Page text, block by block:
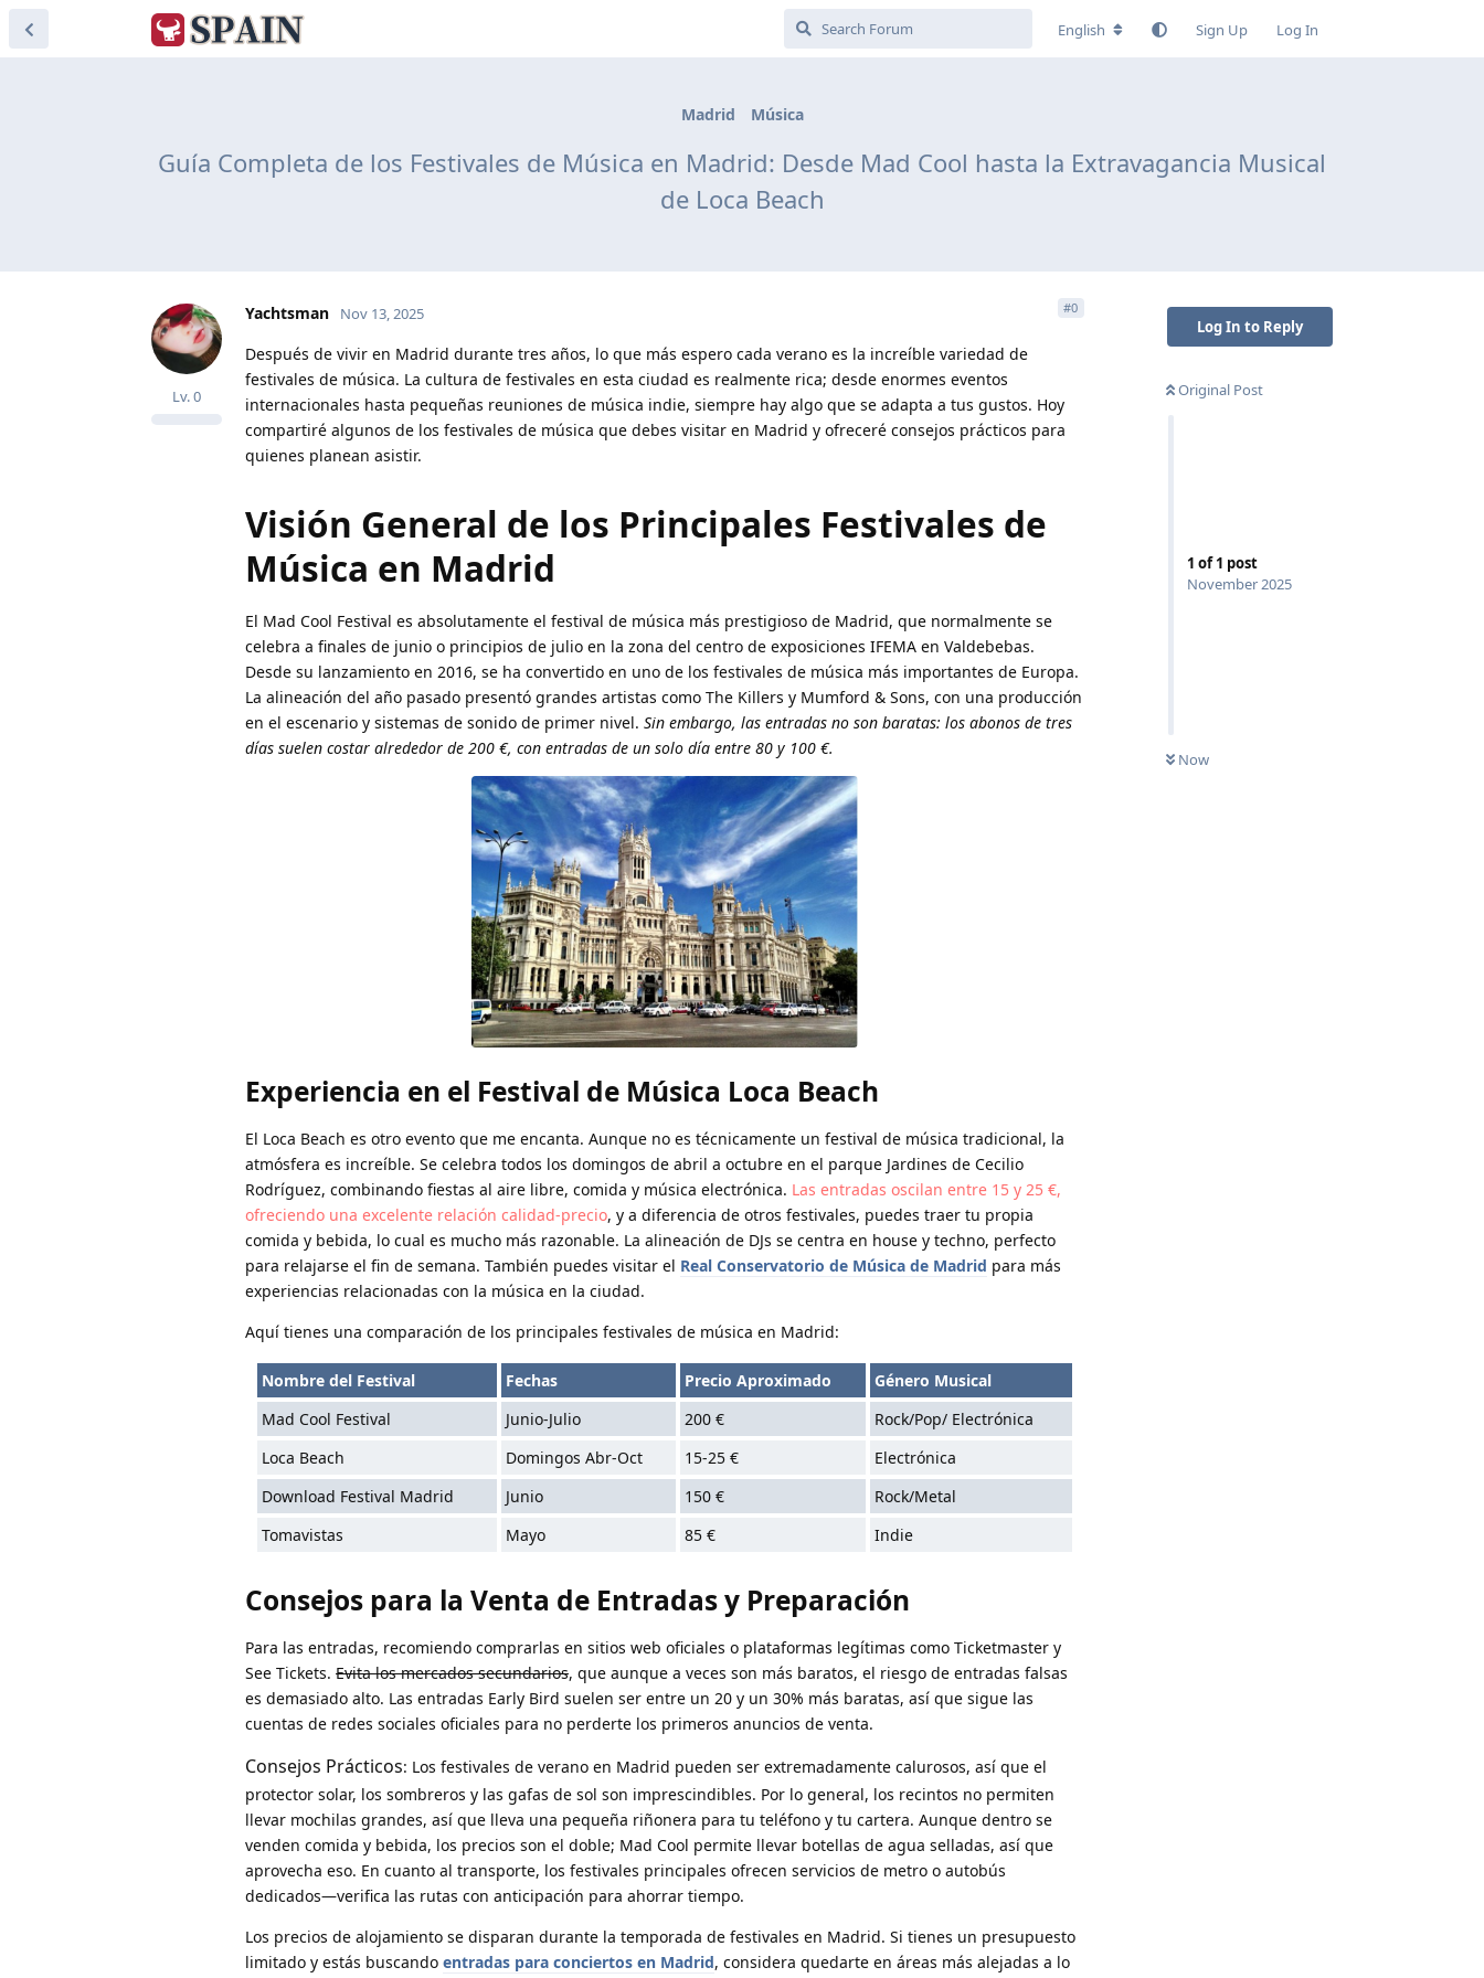
English Sign Up Log In
Madrid Música
Guía Completa de los Festivales de Música en Madrid: Desde Mad Cool hasta la Extravagancia Musical
de Loca Beach
Log In to Reply
Original Post
1 of1 post
November 2025
Now
Yachtsman
Lv.0
Nov 13, 2025 #0
Después de vivir en Madrid durante tres años, lo que más espero cada verano es la increíble variedad de
festivales de música. La cultura de festivales en esta ciudad es realmente rica; desde enormes eventos
internacionales hasta pequeñas reuniones de música indie, siempre hay algo que se adapta a tus gustos. Hoy
compartiré algunos de los festivales de música que debes visitar en Madrid y ofreceré consejos prácticos para
quienes planean asistir.
Visión General de los Principales Festivales de
Música en Madrid
El Mad Cool Festival es absolutamente el festival de música más prestigioso de Madrid, que normalmente se
celebra a finales de junio o principios de julio en la zona del centro de exposiciones IFEMA en Valdebebas.
Desde su lanzamiento en 2016, se ha convertido en uno de los festivales de música más importantes de Europa.
La alineación del año pasado presentó grandes artistas como The Killers y Mumford & Sons, con una producción
en el escenario y sistemas de sonido de primer nivel. Sin embargo, las entradas no son baratas: los abonos de tres
días suelen costar alrededor de 200 €, con entradas de un solo día entre 80 y 100 €.
Experiencia en el Festival de Música Loca Beach
El Loca Beach es otro evento que me encanta. Aunque no es técnicamente un festival de música tradicional, la
atmósfera es increíble. Se celebra todos los domingos de abril a octubre en el parque Jardines de Cecilio
Rodríguez, combinando fiestas al aire libre, comida y música electrónica. Las entradas oscilan entre 15 y 25 €,
ofreciendo una excelente relación calidad-precio, y a diferencia de otros festivales, puedes traer tu propia
comida y bebida, lo cual es mucho más razonable. La alineación de DJs se centra en house y techno, perfecto
para relajarse el fin de semana. También puedes visitar el Real Conservatorio de Música de Madrid para más
experiencias relacionadas con la música en la ciudad.
Aquí tienes una comparación de los principales festivales de música en Madrid:
Nombre del Festival Fechas Precio Aproximado
Género Musical
Mad Cool Festival
Junio-Julio 200 €
Rock/Pop/ Electrónica
Loca Beach
Domingos Abr-Oct 15-25 €
Electrónica
Download Festival Madrid
Junio 150 €
Rock/Metal
Tomavistas
Mayo 85 € Indie
Consejos para la Venta de Entradas y Preparación
Para las entradas, recomiendo comprarlas en sitios web oficiales o plataformas legítimas como Ticketmaster y
See Tickets. Evita los mercados secundarios, que aunque a veces son más baratos, el riesgo de entradas falsas
es demasiado alto. Las entradas Early Bird suelen ser entre un 20 y un 30% más baratas, así que sigue las
cuentas de redes sociales oficiales para no perderte los primeros anuncios de venta.
Consejos Prácticos: Los festivales de verano en Madrid pueden ser extremadamente calurosos, así que el
protector solar, los sombreros y las gafas de sol son imprescindibles. Por lo general, los recintos no permiten
llevar mochilas grandes, así que lleva una pequeña riñonera para tu teléfono y tu cartera. Aunque dentro se
venden comida y bebida, los precios son el doble; Mad Cool permite llevar botellas de agua selladas, así que
aprovecha eso. En cuanto al transporte, los festivales principales ofrecen servicios de metro o autobús
dedicados—verifica las rutas con anticipación para ahorrar tiempo.
Los precios de alojamiento se disparan durante la temporada de festivales en Madrid. Si tienes un presupuesto
limitado y estás buscando entradas para conciertos en Madrid, considera quedarte en áreas más alejadas a lo